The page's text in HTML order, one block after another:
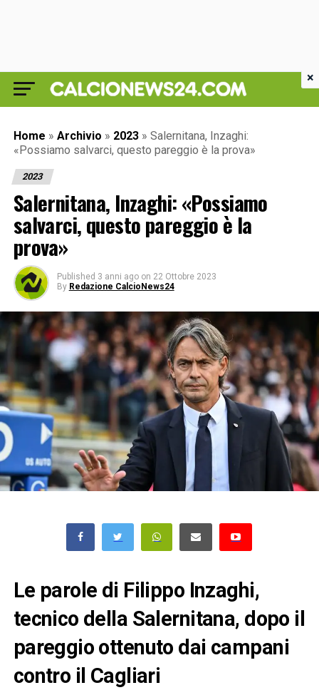
Home » Archivio » 2023 » Salernitana, Inzaghi:
«Possiamo salvarci, questo pareggio è la prova»
2023
Salernitana, Inzaghi: «Possiamo
salvarci, questo pareggio è la
prova»
Published 3 anni ago on 22 Ottobre 2023
By Redazione CalcioNews24
Le parole di Filippo Inzaghi,
tecnico della Salernitana, dopo il
pareggio ottenuto dai campani
contro il Cagliari
×